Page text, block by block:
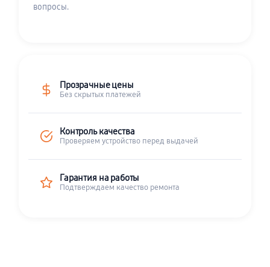
вопросы.
Прозрачные цены
Без скрытых платежей
Контроль качества
Проверяем устройство перед выдачей
Гарантия на работы
Подтверждаем качество ремонта